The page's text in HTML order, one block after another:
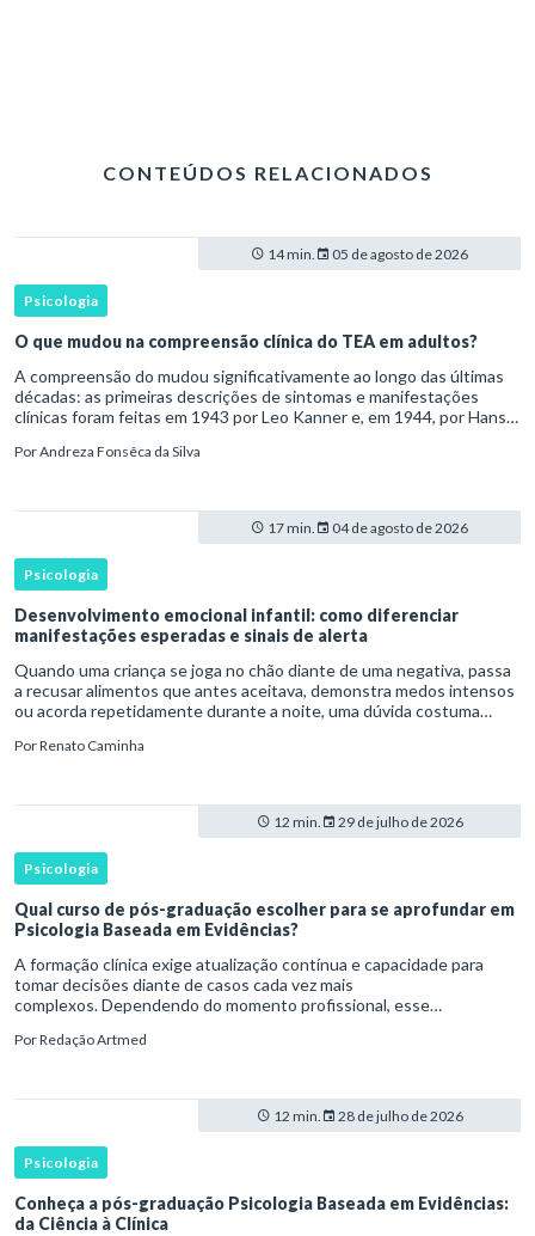
CONTEÚDOS RELACIONADOS
14 min. 05 de agosto de 2026
Psicologia
O que mudou na compreensão clínica do TEA em adultos?
A compreensão do mudou significativamente ao longo das últimas
décadas: as primeiras descrições de sintomas e manifestações
clínicas foram feitas em 1943 por Leo Kanner e, em 1944, por Hans
PorAndreza Fonsêca da Silva
17 min. 04 de agosto de 2026
Psicologia
Desenvolvimento emocional infantil: como diferenciar
manifestações esperadas e sinais de alerta
Quando uma criança se joga no chão diante de uma negativa, passa
a recusar alimentos que antes aceitava, demonstra medos intensos
ou acorda repetidamente durante a noite, uma dúvida costuma
PorRenato Caminha
12 min. 29 de julho de 2026
Psicologia
Qual curso de pós-graduação escolher para se aprofundar em
Psicologia Baseada em Evidências?
A formação clínica exige atualização contínua e capacidade para
tomar decisões diante de casos cada vez mais
complexos. Dependendo do momento profissional, esse
aprofundamento em ou a especializaçã
PorRedação Artmed
12 min. 28 de julho de 2026
Psicologia
Conheça a pós-graduação Psicologia Baseada em Evidências:
da Ciência à Clínica